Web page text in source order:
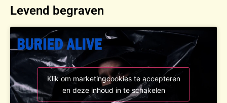
Levend begraven
Klik om marketingcookies te accepteren
en deze inhoud in te schakelen